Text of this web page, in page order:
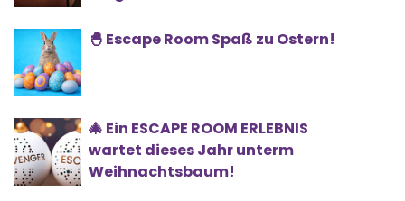
🐣 Escape Room Spaß zu Ostern!
🎄 Ein ESCAPE ROOM ERLEBNIS
wartet dieses Jahr unterm
Weihnachtsbaum!